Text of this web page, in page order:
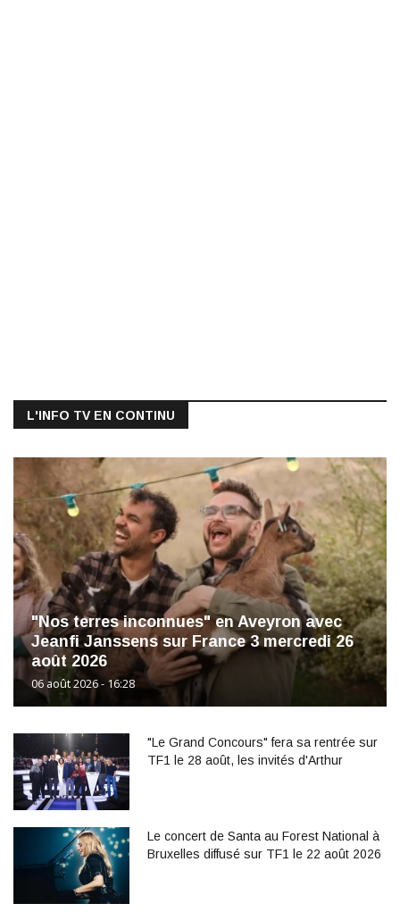
L'INFO TV EN CONTINU
"Nos terres inconnues" en Aveyron avec
Jeanfi Janssens sur France 3 mercredi 26
août 2026
06 août 2026 - 16:28
"Le Grand Concours" fera sa rentrée sur
TF1 le 28 août, les invités d'Arthur
Le concert de Santa au Forest National à
Bruxelles diffusé sur TF1 le 22 août 2026